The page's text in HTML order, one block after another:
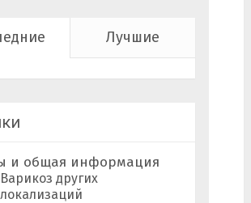
Лучшие
и общая информация
Варикоз других
локализаций